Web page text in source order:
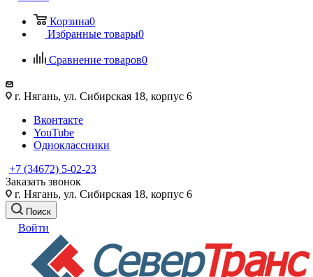
Корзина0
Избранные товары0
Сравнение товаров0
г. Нягань, ул. Сибирская 18, корпус 6
Вконтакте
YouTube
Одноклассники
+7 (34672) 5-02-23
Заказать звонок
г. Нягань, ул. Сибирская 18, корпус 6
Поиск
Войти